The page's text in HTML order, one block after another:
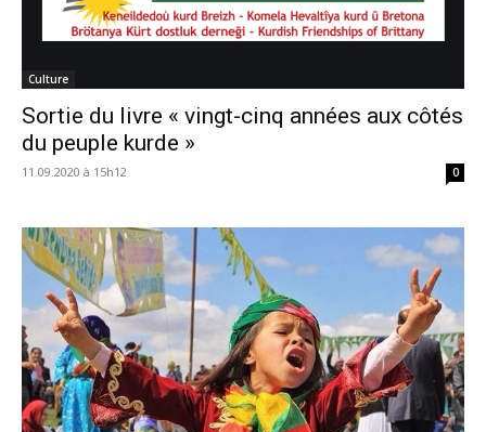
Culture
Sortie du livre « vingt-cinq années aux côtés
du peuple kurde »
11.09.2020 à 15h12 0